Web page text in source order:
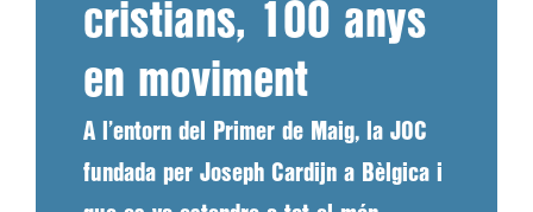
cristians, 100 anys
en moviment
A l’entorn del Primer de Maig, la JOC
fundada per Joseph Cardijn a Bèlgica i